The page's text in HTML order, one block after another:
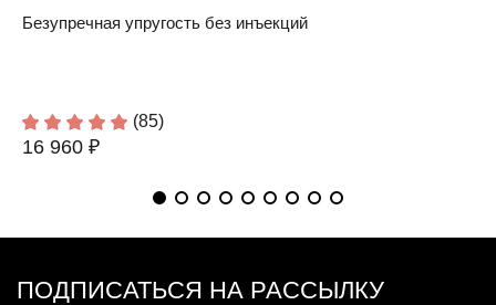
Безупречная упругость без инъекций
(85)
16 960 ₽
ПОДПИСАТЬСЯ НА РАССЫЛКУ